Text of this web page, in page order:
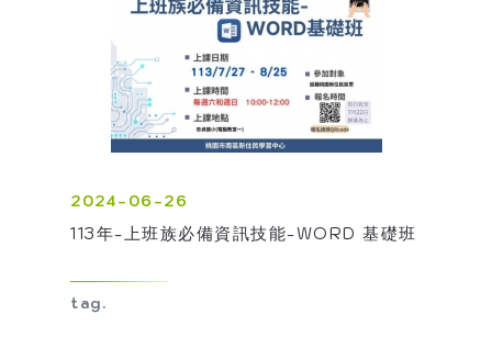
2024-06-26
113年-上班族必備資訊技能-WORD 基礎班
tag.